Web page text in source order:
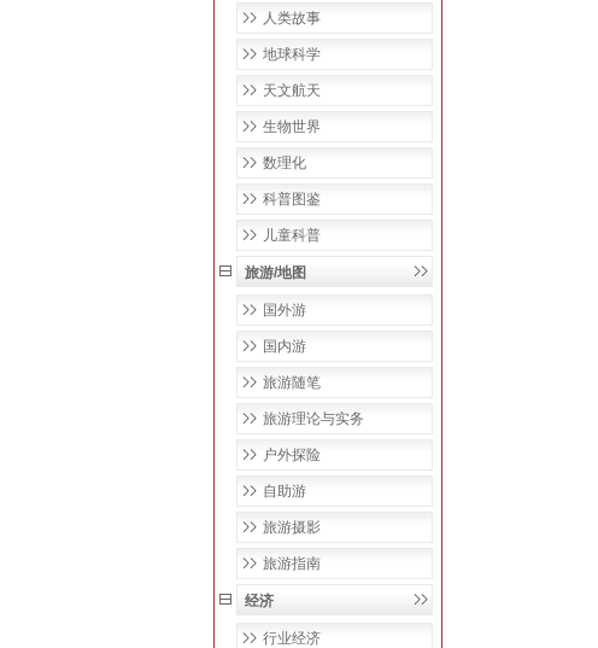
人类故事
地球科学
天文航天
生物世界
数理化
科普图鉴
儿童科普
旅游/地图
国外游
国内游
旅游随笔
旅游理论与实务
户外探险
自助游
旅游摄影
旅游指南
经济
行业经济